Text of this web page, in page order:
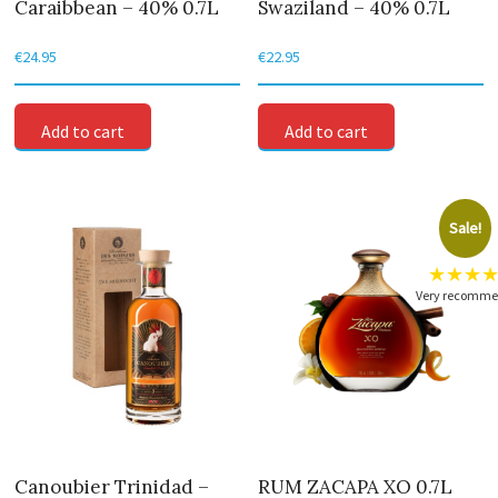
Caraibbean – 40% 0.7L
€24.95
Add to cart
Swaziland – 40% 0.7L
€22.95
Add to cart
Canoubier Trinidad –
Very
Sale!
RUM ZACAPA XO 0.7L